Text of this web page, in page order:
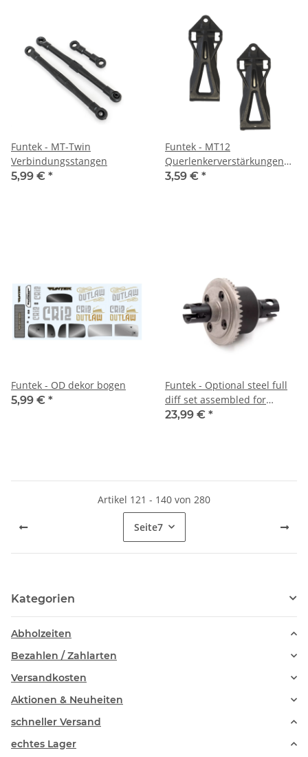
Funtek - MT-Twin
Verbindungsstangen
5,99 € *
Funtek - MT12
Querlenkerverstärkungen
(rinks und rechts)
3,59 € *
Funtek - OD dekor bogen
5,99 € *
Funtek - Optional steel full
diff set assembled for
GT16e (FTK-24203)
23,99 € *
Artikel 121 - 140 von 280
Seite7
Kategorien
Abholzeiten
Bezahlen / Zahlarten
Versandkosten
Aktionen & Neuheiten
schneller Versand
echtes Lager